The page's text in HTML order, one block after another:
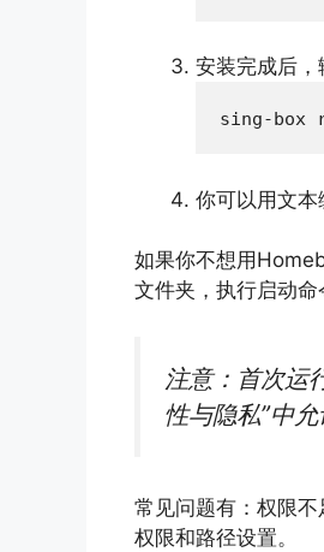
安装完成后，
你可以用文
如果你不想用
文件夹，执行启动命
注意：首次运
性与隐私”中
常见问题有：权限
权限和路径设置。